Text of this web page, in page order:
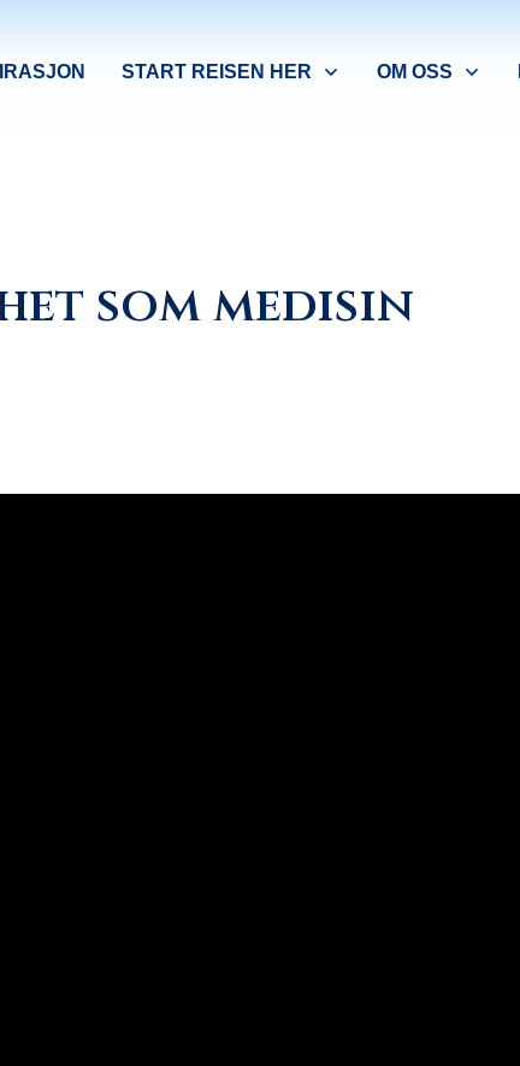
START REISEN HER OM OSS
som medisin